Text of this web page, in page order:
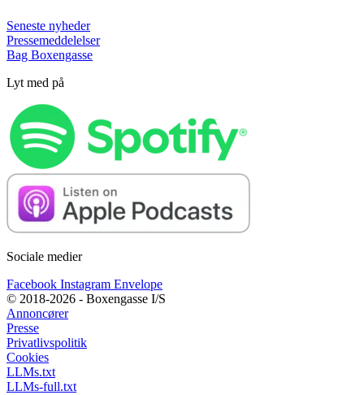
Seneste nyheder
Pressemeddelelser
Bag Boxengasse
Lyt med på
Sociale medier
Facebook Instagram Envelope
© 2018-2026 - Boxengasse I/S
Annoncører
Presse
Privatlivspolitik
Cookies
LLMs.txt
LLMs-full.txt